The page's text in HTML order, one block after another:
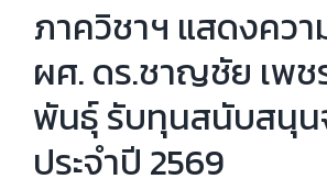
ภาควิชาฯ แสดงคว
ผศ. ดร.ชาญชัย เพ
พันธุ์ รับทุนสนับสนุน
ประจำปี 2569